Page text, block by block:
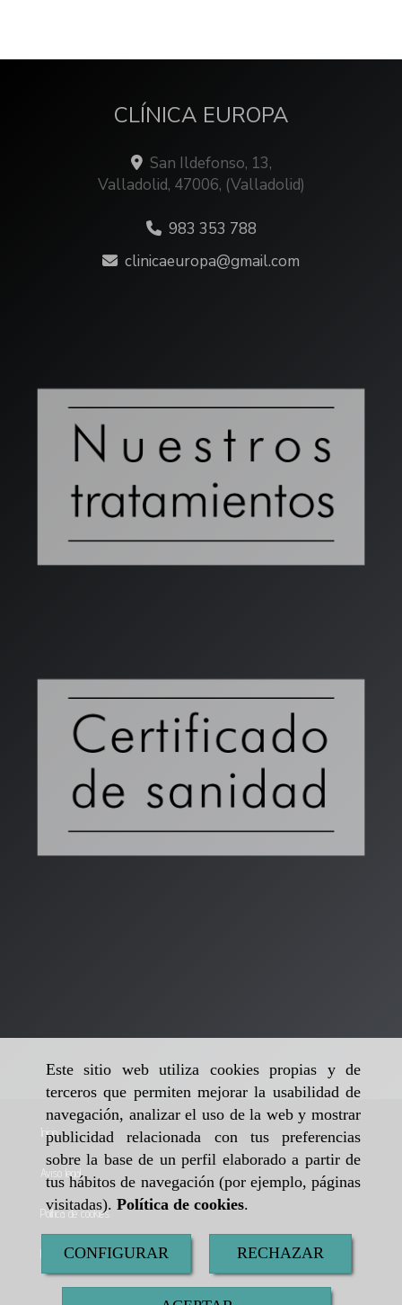
Este sitio web utiliza cookies propias y de
terceros que permiten mejorar la usabilidad de
navegación, analizar el uso de la web y mostrar
publicidad relacionada con tus preferencias
sobre la base de un perfil elaborado a partir de
tus hábitos de navegación (por ejemplo, páginas
visitadas). Política de cookies.
CONFIGURAR RECHAZAR
CLÍNICA EUROPA
San Ildefonso, 13,
Valladolid, 47006, (Valladolid)
983 353 788
clinicaeuropa
gmail.com
Inicio
Aviso legal
Política de cookies
Política de privacidad